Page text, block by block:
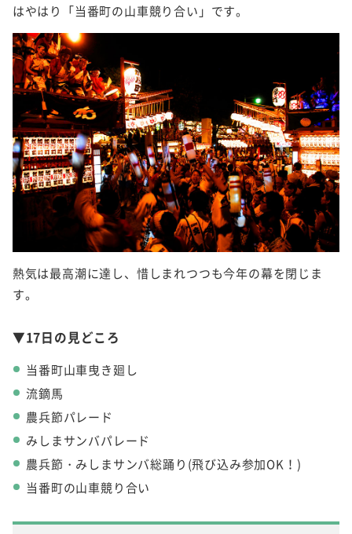
はやはり「当番町の山車競り合い」です。
熱気は最高潮に達し、惜しまれつつも今年の幕を閉じま
す。
▼17日の見どころ
当番町山車曳き廻し
流鏑馬
農兵節パレード
みしまサンバパレード
農兵節・みしまサンバ総踊り(飛び込み参加OK！)
当番町の山車競り合い